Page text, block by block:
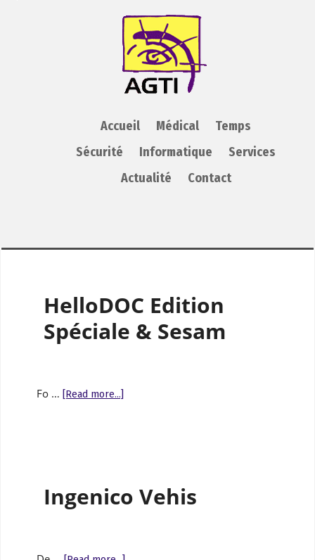
AGTI
Accueil Médical
Temps
Sécurité
Informatique
Services
Actualité
Contact
HelloDOC Edition
Spéciale & Sesam
Fo … [Read more...]
Ingenico Vehis